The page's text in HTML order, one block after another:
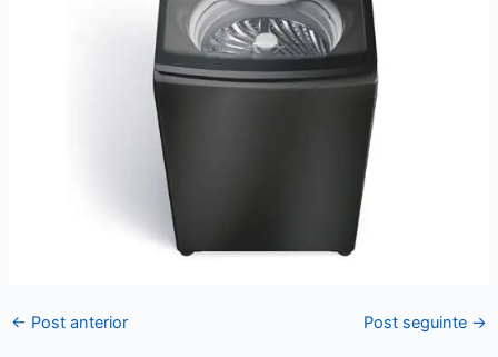
← Post anterior Post seguinte →